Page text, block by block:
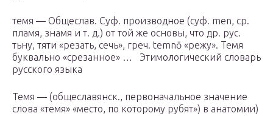
темя — Общеслав. Суф. производное (суф. men, ср.
пламя, знамя и т. д.) от той же основы, что др. рус.
тьну, тяти «резать, сечь», греч. temnō «режу». Темя
буквально «срезанное» … Этимологический словарь
русского языка
Темя — (общеславянск., первоначальное значение
слова «темя» «место, по которому рубят») в анатомии)